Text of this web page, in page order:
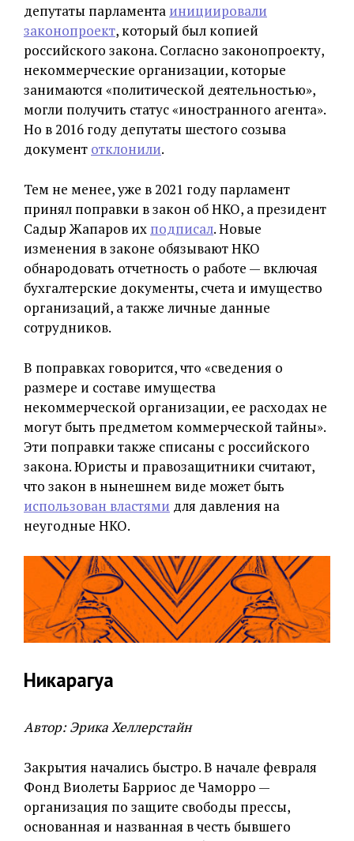
депутаты парламента инициировали
законопроект, который был копией
российского закона. Согласно законопроекту,
некоммерческие организации, которые
занимаются «политической деятельностью»,
могли получить статус «иностранного агента».
Но в 2016 году депутаты шестого созыва
документ отклонили.
Тем не менее, уже в 2021 году парламент
принял поправки в закон об НКО, а президент
Садыр Жапаров их подписал. Новые
изменения в законе обязывают НКО
обнародовать отчетность о работе — включая
бухгалтерские документы, счета и имущество
организаций, а также личные данные
сотрудников.
В поправках говорится, что «сведения о
размере и составе имущества
некоммерческой организации, ее расходах не
могут быть предметом коммерческой тайны».
Эти поправки также списаны с российского
закона. Юристы и правозащитники считают,
что закон в нынешнем виде может быть
использован властями для давления на
неугодные НКО.
Никарагуа
Автор: Эрика Хеллерстайн
Закрытия начались быстро. В начале февраля
Фонд Виолеты Барриос де Чаморро —
организация по защите свободы прессы,
основанная и названная в честь бывшего